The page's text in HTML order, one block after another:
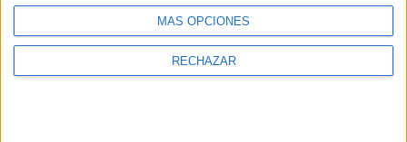
MÁS OPCIONES
RECHAZAR